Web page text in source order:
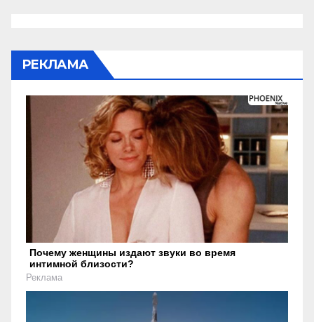
РЕКЛАМА
Почему женщины издают звуки во время
интимной близости?
Реклама